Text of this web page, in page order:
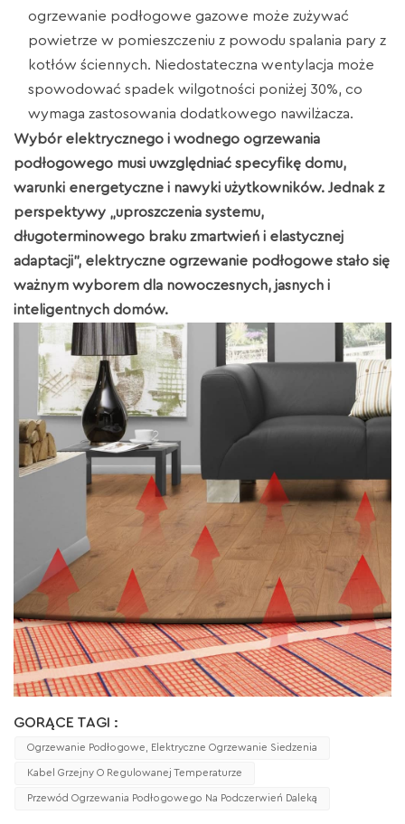
ogrzewanie podłogowe gazowe może zużywać
powietrze w pomieszczeniu z powodu spalania pary z
kotłów ściennych. Niedostateczna wentylacja może
spowodować spadek wilgotności poniżej 30%, co
wymaga zastosowania dodatkowego nawilżacza.
Wybór elektrycznego i wodnego ogrzewania
podłogowego musi uwzględniać specyfikę domu,
warunki energetyczne i nawyki użytkowników. Jednak z
perspektywy „uproszczenia systemu,
długoterminowego braku zmartwień i elastycznej
adaptacji”, elektryczne ogrzewanie podłogowe stało się
ważnym wyborem dla nowoczesnych, jasnych i
inteligentnych domów.
GORĄCE TAGI :
Ogrzewanie Podłogowe, Elektryczne Ogrzewanie Siedzenia
Kabel Grzejny O Regulowanej Temperaturze
Przewód Ogrzewania Podłogowego Na Podczerwień Daleką